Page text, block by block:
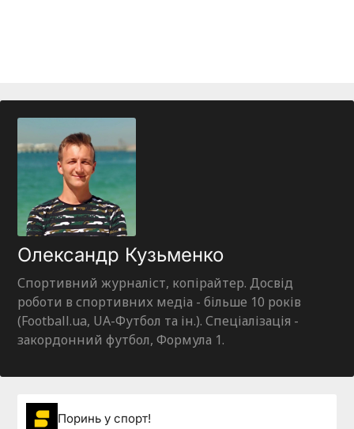
Олександр Кузьменко
Спортивний журналіст, копірайтер. Досвід
роботи в спортивних медіа - більше 10 років
(Football.ua, UA-Футбол та ін.). Спеціалізація -
закордонний футбол, Формула 1.
Поринь у спорт!